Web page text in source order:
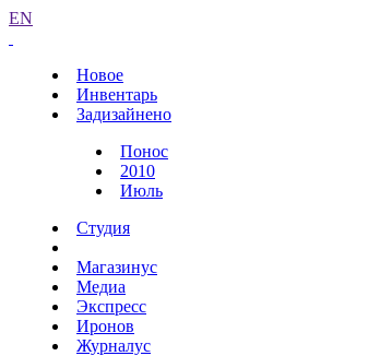
EN
Новое
Инвентарь
Задизайнено
Понос
2010
Июль
Студия
Магазинус
Медиа
Экспресс
Иронов
Журналус